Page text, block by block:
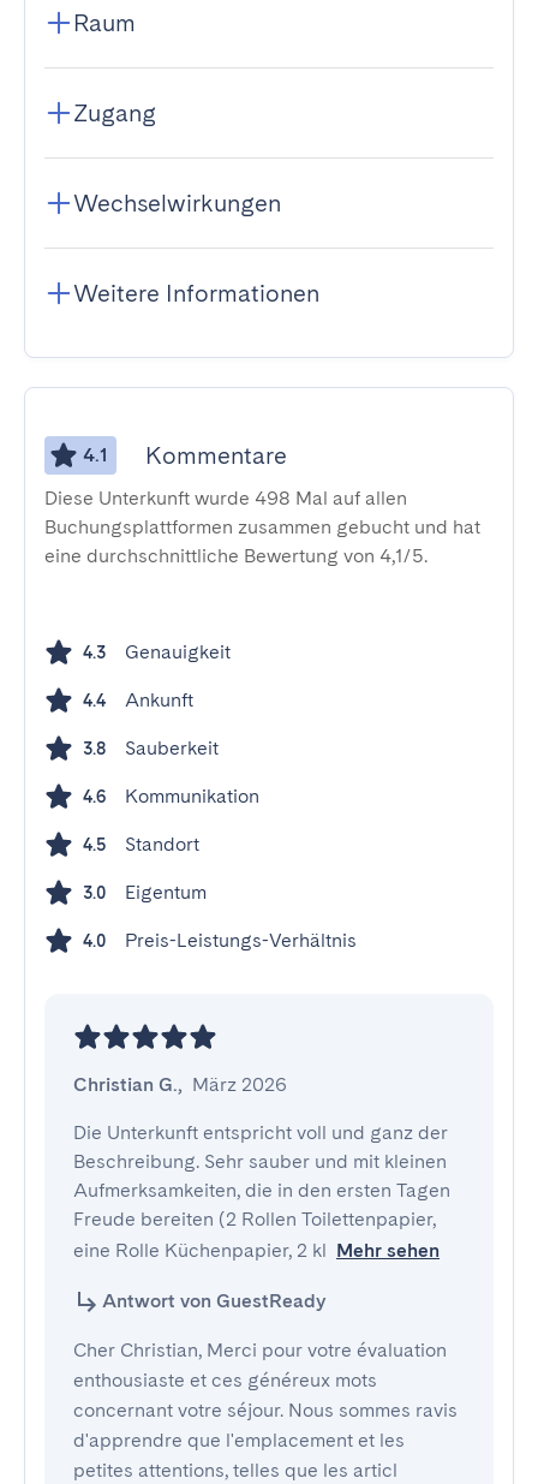
Raum
Zugang
Wechselwirkungen
Weitere Informationen
4.1 Kommentare
Diese Unterkunft wurde 498 Mal auf allen
Buchungsplattformen zusammen gebucht und hat
eine durchschnittliche Bewertung von 4,1/5.
4.3 Genauigkeit
4.4 Ankunft
3.8 Sauberkeit
4.6 Kommunikation
4.5 Standort
3.0 Eigentum
4.0 Preis-Leistungs-Verhältnis
Christian G., März 2026
Die Unterkunft entspricht voll und ganz der
Beschreibung. Sehr sauber und mit kleinen
Aufmerksamkeiten, die in den ersten Tagen
Freude bereiten (2 Rollen Toilettenpapier,
eine Rolle Küchenpapier, 2 kl Mehr sehen
Antwort von GuestReady
Cher Christian, Merci pour votre évaluation
enthousiaste et ces généreux mots
concernant votre séjour. Nous sommes ravis
d'apprendre que l'emplacement et les
petites attentions, telles que les articl